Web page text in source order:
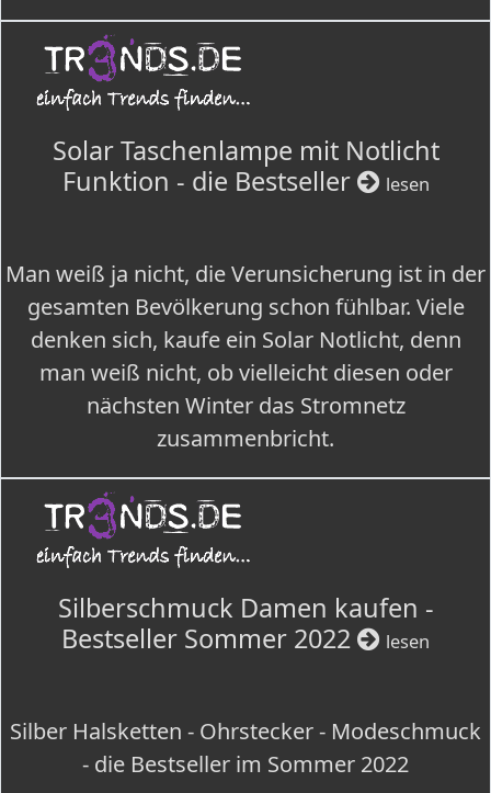
Solar Taschenlampe mit Notlicht
Funktion - die Bestseller
lesen
Man weiß ja nicht, die Verunsicherung ist in der
gesamten Bevölkerung schon fühlbar. Viele
denken sich, kaufe ein Solar Notlicht, denn
man weiß nicht, ob vielleicht diesen oder
nächsten Winter das Stromnetz
zusammenbricht.
Silberschmuck Damen kaufen -
Bestseller Sommer 2022
lesen
Silber Halsketten - Ohrstecker - Modeschmuck
- die Bestseller im Sommer 2022